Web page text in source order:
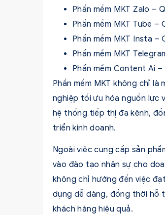
Phần mềm MKT Zalo –
Phần mềm MKT Tube –
Phần mềm MKT Insta
Phần mềm MKT
Phần mềm Content Ai
Phần mềm MKT không chỉ
nghiệp tối ưu hóa nguồn lực
hệ thống tiếp thị đa kênh,
triển kinh doanh.
Ngoài việc cung cấp sản
vào đào tạo nhân sự cho
không chỉ hướng đến việc
dụng dễ dàng, đồng thời hỗ
khách hàng hiệu quả.